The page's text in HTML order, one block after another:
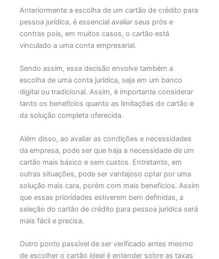
Anteriormente a escolha de um cartão de crédito para
pessoa jurídica, é essencial avaliar seus prós e
contras pois, em muitos casos, o cartão está
vinculado a uma conta empresarial.
Sendo assim, essa decisão envolve também a
escolha de uma conta jurídica, seja em um banco
digital ou tradicional. Assim, é importante considerar
tanto os benefícios quanto as limitações do cartão e
da solução completa oferecida.
Além disso, ao avaliar as condições e necessidades
da empresa, pode ser que haja a necessidade de um
cartão mais básico e sem custos. Entretanto, em
outras situações, pode ser vantajoso optar por uma
solução mais cara, porém com mais benefícios. Assim
que essas prioridades estiverem bem definidas, a
seleção do cartão de crédito para pessoa jurídica será
mais fácil e precisa.
Outro ponto passível de ser verificado antes mesmo
de escolher o cartão ideal é entender sobre as taxas